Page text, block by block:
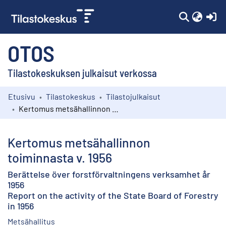
OTOS
Tilastokeskuksen julkaisut verkossa
Kokoelmat
Etusivu Tilastokeskus
Tilastojulkaisut
Kertomus metsähallinnon
toiminnasta v. 1956
Berättelse över forstförvaltningens verksamhet år
1956
Report on the activity of the State Board of Forestry
in 1956
Metsähallitus